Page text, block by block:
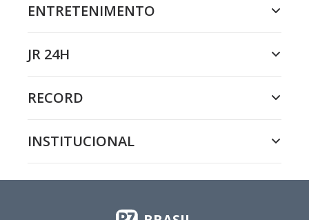
ENTRETENIMENTO
JR 24H
RECORD
INSTITUCIONAL